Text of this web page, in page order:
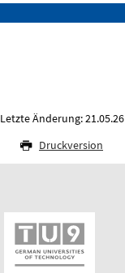
Letzte Änderung: 21.05.26
Druckversion